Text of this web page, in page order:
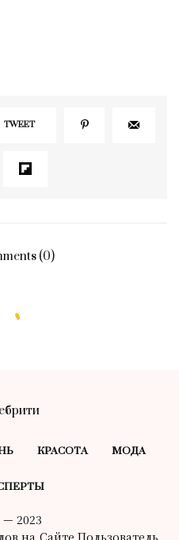
TWEET
(0)
КРАСОТA МОДА
2023